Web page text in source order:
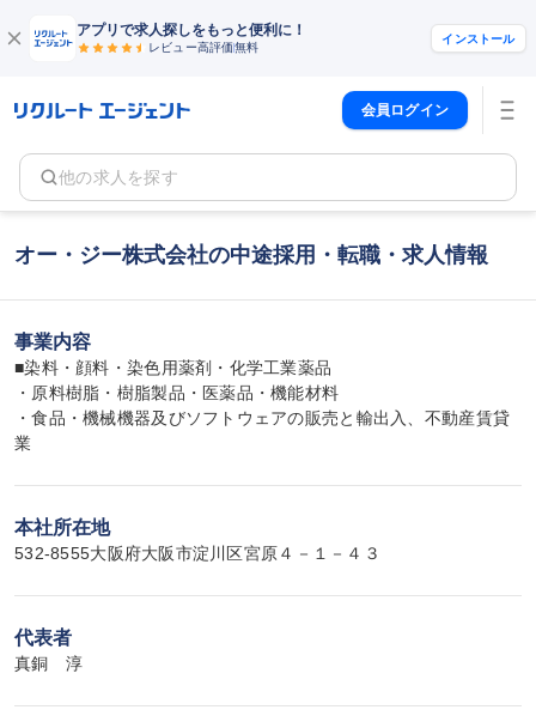
アプリで求人探しをもっと便利に！
レビュー高評価無料
インストール
会員ログイン
他の求人を探す
オー・ジー株式会社の中途採用・転職・求人情報
事業内容
■染料・顔料・染色用薬剤・化学工業薬品
・原料樹脂・樹脂製品・医薬品・機能材料
・食品・機械機器及びソフトウェアの販売と輸出入、不動産賃貸
業
本社所在地
532-8555大阪府大阪市淀川区宮原４－１－４３
代表者
真銅　淳